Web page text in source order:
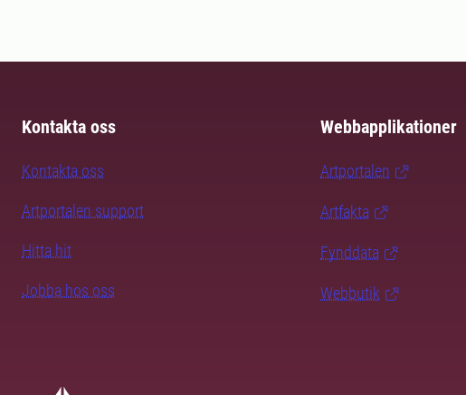
Kontakta oss
Kontakta oss
Artportalen support
Hitta hit
Jobba hos oss
Webbapplikationer
Artportalen
Artfakta
Fynddata
Webbutik